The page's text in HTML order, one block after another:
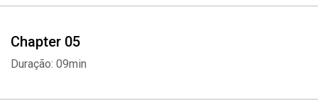
Chapter 05
Duração: 09min